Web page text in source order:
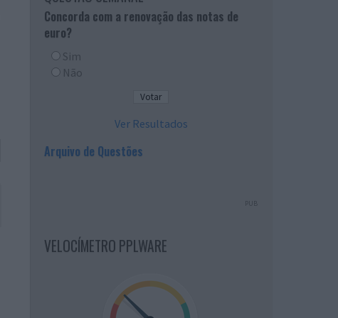
Concorda com a renovação das notas de
euro?
Sim
Não
Ver Resultados
Arquivo de Questões
PUB
VELOCÍMETRO PPLWARE